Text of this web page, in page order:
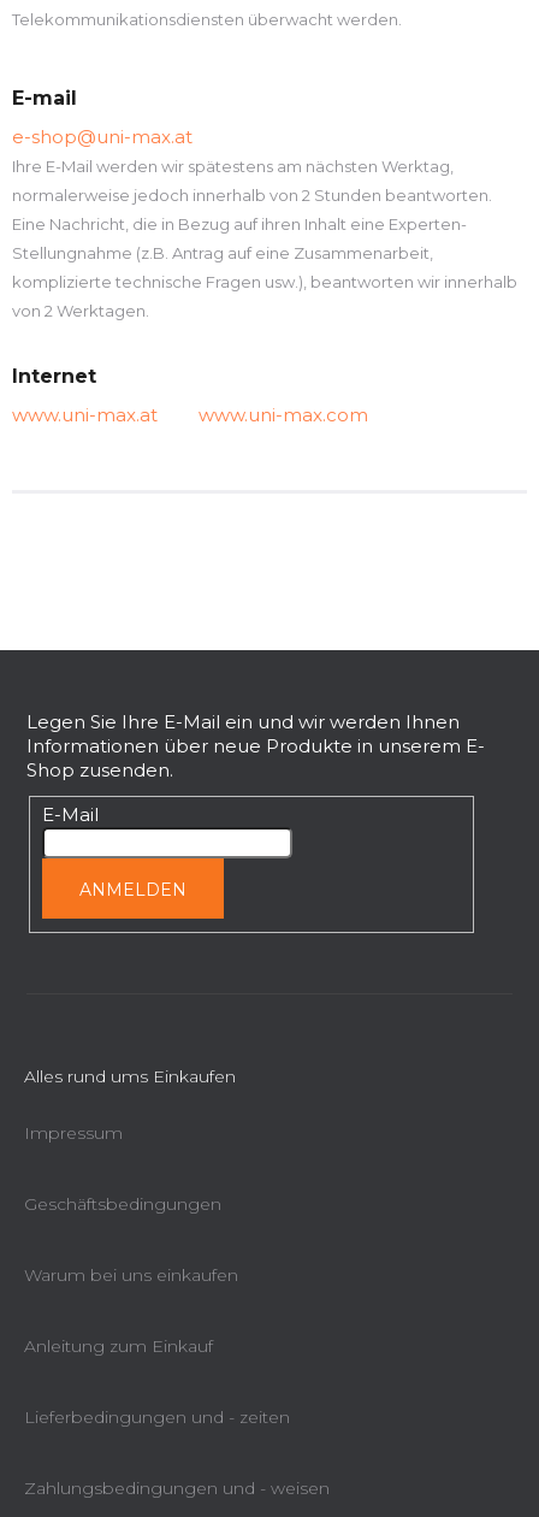
Telekommunikationsdiensten überwacht werden.
E-mail
e-shop@uni-max.at
Ihre E-Mail werden wir spätestens am nächsten Werktag,
normalerweise jedoch innerhalb von 2 Stunden beantworten.
Eine Nachricht, die in Bezug auf ihren Inhalt eine Experten-
Stellungnahme (z.B. Antrag auf eine Zusammenarbeit,
komplizierte technische Fragen usw.), beantworten wir innerhalb
von 2 Werktagen.
Internet
www.uni-max.at
www.uni-max.com
Legen Sie Ihre E-Mail ein und wir werden Ihnen
Informationen über neue Produkte in unserem E-
Shop zusenden.
E-Mail
ANMELDEN
Alles rund ums Einkaufen
Impressum
Geschäftsbedingungen
Warum bei uns einkaufen
Anleitung zum Einkauf
Lieferbedingungen und - zeiten
Zahlungsbedingungen und - weisen